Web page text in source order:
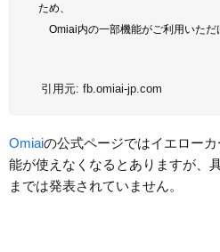
ため、
Omiai内の一部機能がご利用いただ
引用元: fb.omiai-jp.com
Omiaiの公式ページではイエロー
能が使えなくなるとありますが、
までは発表されていません。